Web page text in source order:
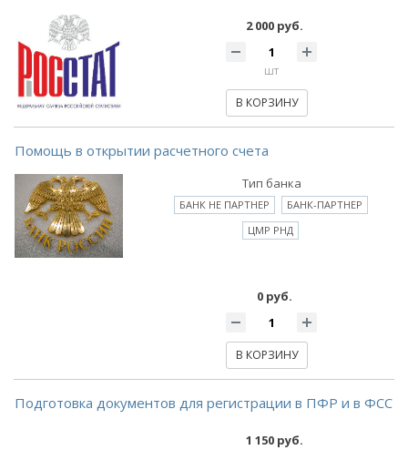
2 000 руб.
шт
В КОРЗИНУ
Помощь в открытии расчетного счета
Тип банка
БАНК НЕ ПАРТНЕР
БАНК-ПАРТНЕР
ЦМР РНД
0 руб.
В КОРЗИНУ
Подготовка документов для регистрации в ПФР и в ФСС
1 150 руб.